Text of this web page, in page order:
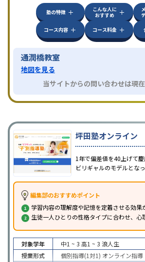
塾の特徴
こんな人に
おすすめ
コース内容
コース料金
通潤橋教室
地図を見る
当サイトからの問い合わせは現
坪田塾オンライン
1年で偏差値を40上げて
ビリギャルのモデルとな
編集部のおすすめポイント
学習内容の理解度や記憶を定着させる効果
生徒一人ひとりの性格タイプに合わせ、心
対象学年 中1 ~ 3 高1 ~ 3 浪人生
授業形式
個別指導(1対1) オンライン指導